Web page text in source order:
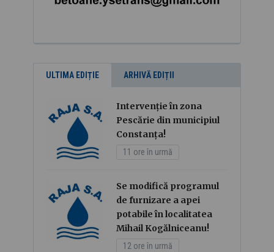
ULTIMA EDIȚIE ARHIVĂ EDIȚII
Intervenție în zona
Pescărie din municipiul
Constanța!
11 ore în urmă
Se modifică programul
de furnizare a apei
potabile în localitatea
Mihail Kogălniceanu!
12 ore în urmă